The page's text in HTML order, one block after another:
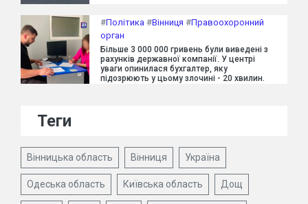
#Політика #Вінниця #Правоохоронний
орган
Більше 3 000 000 гривень були виведені з
рахунків державної компанії. У центрі
уваги опинилася бухгалтер, яку
підозрюють у цьому злочині - 20 хвилин.
Теги
Вінницька область Вінниця Україна
Одеська область Київська область Дощ